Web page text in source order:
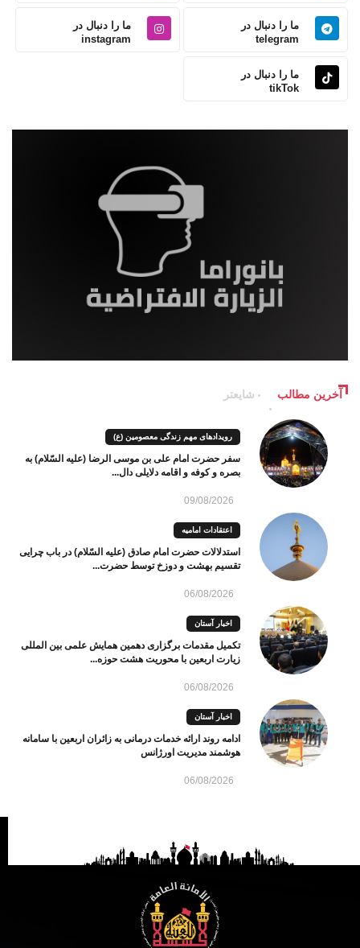
ما را دنبال در
telegram
ما را دنبال در
instagram
ما را دنبال در
tikTok
آخرین مطالب شایعتر
رویدادهای مهم زندگی معصومین (ع)
سفر حضرت امام علی بن موسی الرضا (علیه السّلام) به
بصره و کوفه و اقامه دلایلی دال...
09/08/2026
اعتقادات امامیه
استدلالات حضرت امام صادق (علیه السّلام) در باب چرایی
تقسیم بهشت و دوزخ توسط حضرت...
06/08/2026
اخبار آستان
تکمیل مقدمات برگزاری دهمین همایش علمی بین المللی
زیارت اربعین با محوریت هشت حوزه...
06/08/2026
اخبار آستان
ادامه روند ارائه خدمات درمانی به زائران اربعین با سامانه
هوشمند مدیریت اورژانس
06/08/2026